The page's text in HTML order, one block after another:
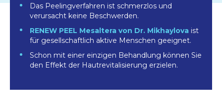
Das Peelingverfahren ist schmerzlos und
verursacht keine Beschwerden.
RENEW PEEL Mesaltera von Dr. Mikhaylova ist
für gesellschaftlich aktive Menschen geeignet.
Schon mit einer einzigen Behandlung können Sie
den Effekt der Hautrevitalisierung erzielen.